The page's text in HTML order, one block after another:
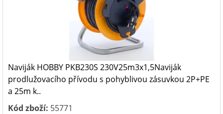
Naviják HOBBY PKB230S 230V25m3x1,5Naviják
prodlužovacího přívodu s pohyblivou zásuvkou 2P+PE
a 25m k..
Kód zboží: 55771